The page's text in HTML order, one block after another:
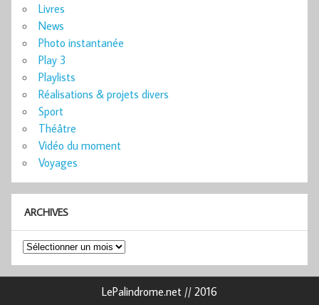
Livres
News
Photo instantanée
Play 3
Playlists
Réalisations & projets divers
Sport
Théâtre
Vidéo du moment
Voyages
ARCHIVES
Archives
LePalindrome.net // 2016